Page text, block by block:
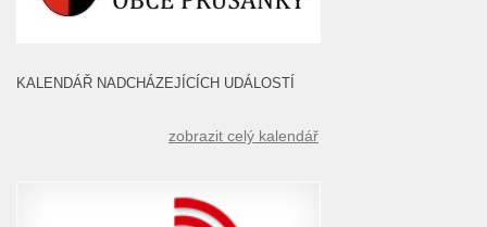
KALENDÁŘ NADCHÁZEJÍCÍCH UDÁLOSTÍ
zobrazit celý kalendář